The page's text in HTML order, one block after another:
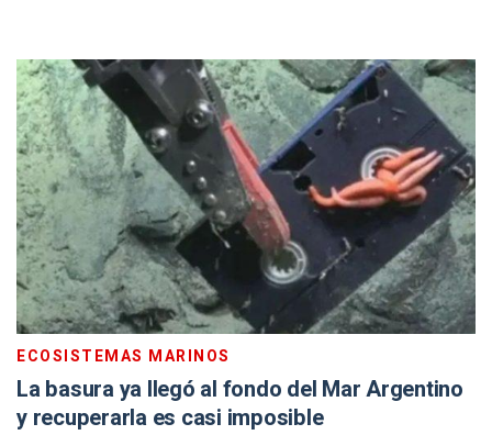
ECOSISTEMAS MARINOS
La basura ya llegó al fondo del Mar Argentino
y recuperarla es casi imposible